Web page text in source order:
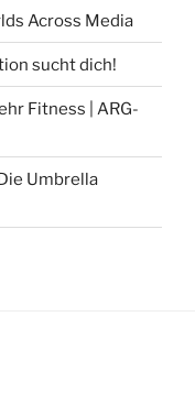
Across Media
sucht dich!
Fitness | ARG-
Umbrella